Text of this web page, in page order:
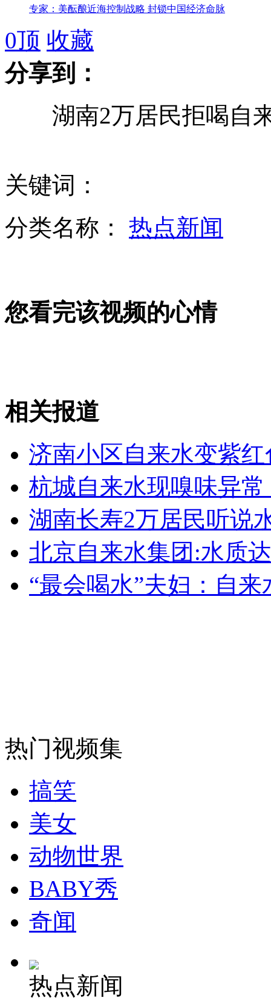
专家：美酝酿近海控制战略 封锁中国经济命脉
我航母近防炮射击测试曝光 射速每分一万发
美反导系统全世界最完善 实战能力有待提高
安倍访蒙又援非 用金钱铺路"拜码头"
外交部：反对强权政治霸凌主义
外交部：有关国家言论片面不公正
纽约上演“枕头大战”
0顶 收藏
分享到：
湖南2万居民拒喝自来
关键词：
分类名称： 热点新闻
您看完该视频的心情
相关报道
济南小区自来水变紫
杭城自来水现嗅味异
湖南长寿2万居民听说
北京自来水集团:水质
“最会喝水”夫妇：自
热门视频集
搞笑
美女
动物世界
BABY秀
奇闻
热点新闻